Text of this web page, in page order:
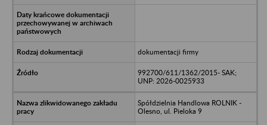
dokumentacji firmy
992700/611/1362/2015- SAK;
UNP: 2026-0025933
Spółdzielnia Handlowa ROLNIK -
Olesno, ul. Pieloka 9